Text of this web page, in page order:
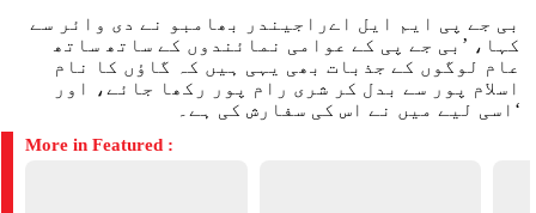
بی جے پی ایم ایل اےراجیندر بھامبو نے دی وائر سے
کہا، ’بی جے پی کے عوامی نمائندوں کے ساتھ ساتھ
عام لوگوں کے جذبات بھی یہی ہیں کہ گاؤں کا نام
اسلام پور سے بدل کر شری رام پور رکھا جائے، اور
اسی لیے میں نے اس کی سفارش کی ہے۔‘
More in Featured :